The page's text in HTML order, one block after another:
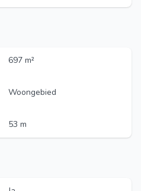
697 m²
Woongebied
53 m